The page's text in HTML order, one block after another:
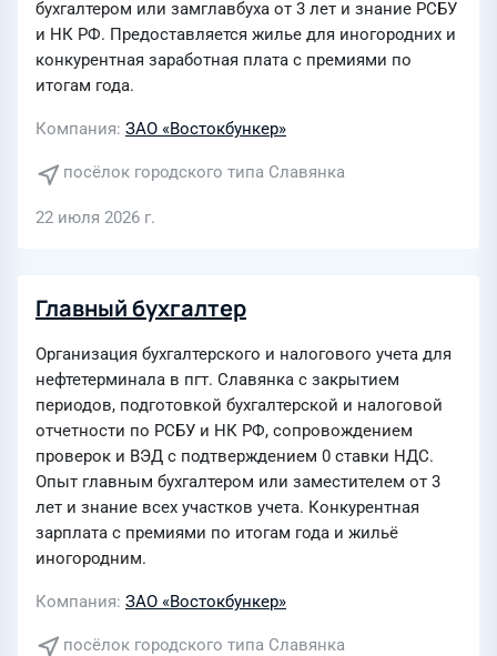
бухгалтером или замглавбуха от 3 лет и знание РСБУ
и НК РФ. Предоставляется жилье для иногородних и
конкурентная заработная плата с премиями по
итогам года.
Компания ЗАО «Востокбункер»
посёлок городского типа Славянка
22 июля 2026 г.
Главный бухгалтер
Организация бухгалтерского и налогового учета для
нефтетерминала в пгт. Славянка с закрытием
периодов, подготовкой бухгалтерской и налоговой
отчетности по РСБУ и НК РФ, сопровождением
проверок и ВЭД с подтверждением 0 ставки НДС.
Опыт главным бухгалтером или заместителем от 3
лет и знание всех участков учета. Конкурентная
зарплата с премиями по итогам года и жильё
иногородним.
Компания ЗАО «Востокбункер»
посёлок городского типа Славянка